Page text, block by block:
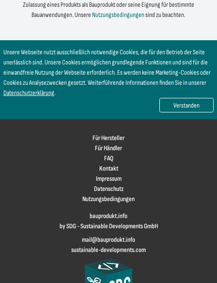
Zulassung eines Produkts als Bauprodukt oder seine Eignung für bestimmte
Bauanwendungen. Unsere Nutzungsbedingungensind zu beachten.
Unsere Webseite nutzt ausschließlich notwendige Cookies, die für den Betrieb der Seite
unerlässlich sind. Unsere Cookies ermöglichen grundlegende Funktionen und sind für die
einwandfreie Nutzung der Webseite erforderlich. Es werden keine Marketing-Cookies oder
Cookies zu Analysezwecken gesetzt. Weiterführende Informationen finden Sie in unserer
Datenschutzerklärung.
Verstanden
Für Hersteller
Für Händler
FAQ
Kontakt
Impressum
Datenschutz
Nutzungsbedingungen
bauprodukt.info
by SDG - Sustainable Developments GmbH
mail@bauprodukt.info
sustainable-developments.com